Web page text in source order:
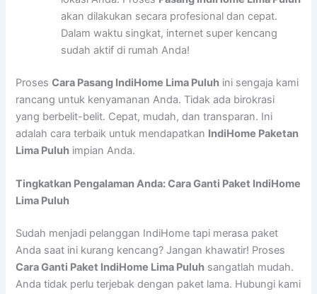
akan dilakukan secara profesional dan cepat.
Dalam waktu singkat, internet super kencang
sudah aktif di rumah Anda!
ProsesCara Pasang IndiHome Lima Puluh ini sengaja kami
rancang untuk kenyamanan Anda. Tidak ada birokrasi
yang berbelit-belit. Cepat, mudah, dan transparan. Ini
adalah cara terbaik untuk mendapatkan IndiHome Paketan
Lima Puluh impian Anda.
Tingkatkan Pengalaman Anda: Cara Ganti Paket IndiHome
Lima Puluh
Sudah menjadi pelanggan IndiHome tapi merasa paket
Anda saat ini kurang kencang? Jangan khawatir! Proses
Cara Ganti Paket IndiHome Lima Puluh sangatlah mudah.
Anda tidak perlu terjebak dengan paket lama. Hubungi kami